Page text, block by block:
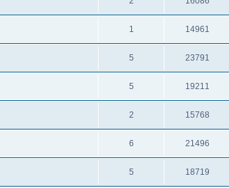
1 14961
5 23791
5 19211
2 15768
6 21496
5 18719